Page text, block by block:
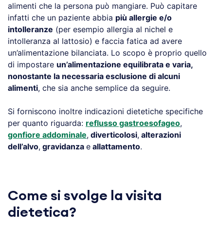
alimenti che la persona può mangiare. Può capitare
infatti che un paziente abbia più allergie e/o
intolleranze (per esempio allergia al nichel e
intolleranza al lattosio) e faccia fatica ad avere
un’alimentazione bilanciata. Lo scopo è proprio quello
di impostare un’alimentazione equilibrata e varia,
nonostante la necessaria esclusione di alcuni
alimenti, che sia anche semplice da seguire.
Si forniscono inoltre indicazioni dietetiche specifiche
per quanto riguarda: reflusso gastroesofageo,
gonfiore addominale, diverticolosi, alterazioni
dell’alvo, gravidanza e allattamento.
Come si svolge la visita
dietetica?